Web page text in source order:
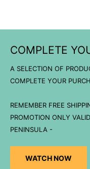
COMPLETE
A SELECTION OF
COMPLETE YOUR
REMEMBER FREE
PROMOTION ONLY
PENINSULA -
WATCH NOW